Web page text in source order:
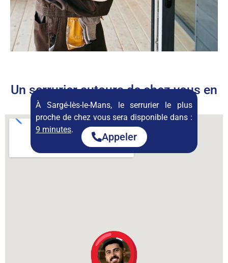
Un serrurier autours de chez vous en
permanence
À Sargé-lès-le-Mans, le serrurier le plus
proche de chez vous sera disponible dans :
9 minutes.
Appeler